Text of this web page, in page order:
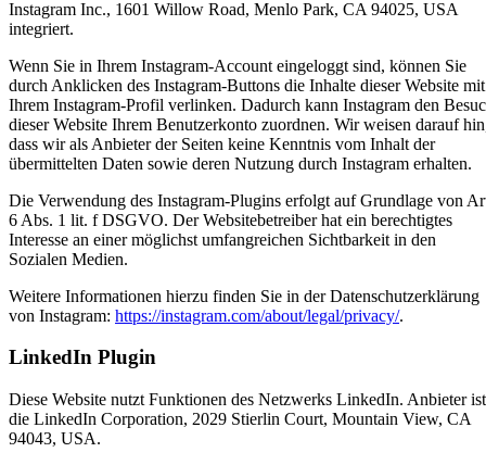
Instagram Inc., 1601 Willow Road, Menlo Park, CA 94025, USA
integriert.
Wenn Sie in Ihrem Instagram-Account eingeloggt sind, können Sie
durch Anklicken des Instagram-Buttons die Inhalte dieser Website mit
Ihrem Instagram-Profil verlinken. Dadurch kann Instagram den
dieser Website Ihrem Benutzerkonto zuordnen. Wir weisen darauf
dass wir als Anbieter der Seiten keine Kenntnis vom Inhalt der
übermittelten Daten sowie deren Nutzung durch Instagram erhalten.
Die Verwendung des Instagram-Plugins erfolgt auf Grundlage von
6 Abs. 1 lit. f DSGVO. Der Websitebetreiber hat ein berechtigtes
Interesse an einer möglichst umfangreichen Sichtbarkeit in den
Sozialen Medien.
Weitere Informationen hierzu finden Sie in der Datenschutzerklärung
von Instagram: https://instagram.com/about/legal/privacy/.
LinkedIn Plugin
Diese Website nutzt Funktionen des Netzwerks LinkedIn. Anbieter ist
die LinkedIn Corporation, 2029 Stierlin Court, Mountain View, CA
94043, USA.